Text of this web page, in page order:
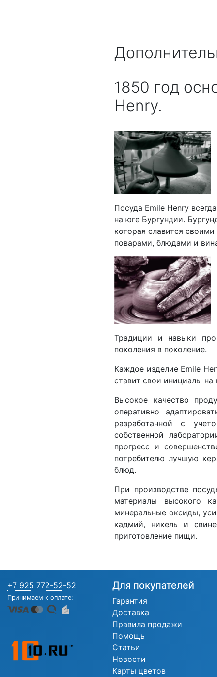
1850 год
Henry.
Посуда Emile Henry
на юге Бургундии.
которая славится
поварами, блюдами и
Традиции и навыки
поколения в поколение.
Каждое изделие Emile
ставит свои инициалы
Высокое качество
оперативно
разработанной с
собственной
прогресс и
потребителю лучшую
блюд.
При производстве
материалы высокого
минеральные оксиды,
кадмий, никель и
приготовление пищи.
+7 925 772-52-52
Принимаем к оплате:
Для покупателей
Гарантия
Доставка
Правила продажи
Помощь
Статьи
Новости
Карты цветов